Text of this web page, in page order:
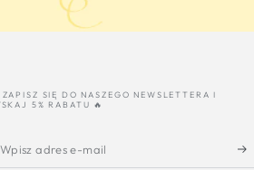
ZAPISZ SIĘ DO NASZEGO NEWSLETTERA I
5% RABATU 🔥